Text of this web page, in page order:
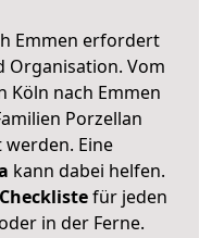
Emmen erfordert
Organisation. Vom
Köln nach Emmen
Porzellan
Eine
kann dabei helfen.
Checklistefür jeden
in der Ferne.